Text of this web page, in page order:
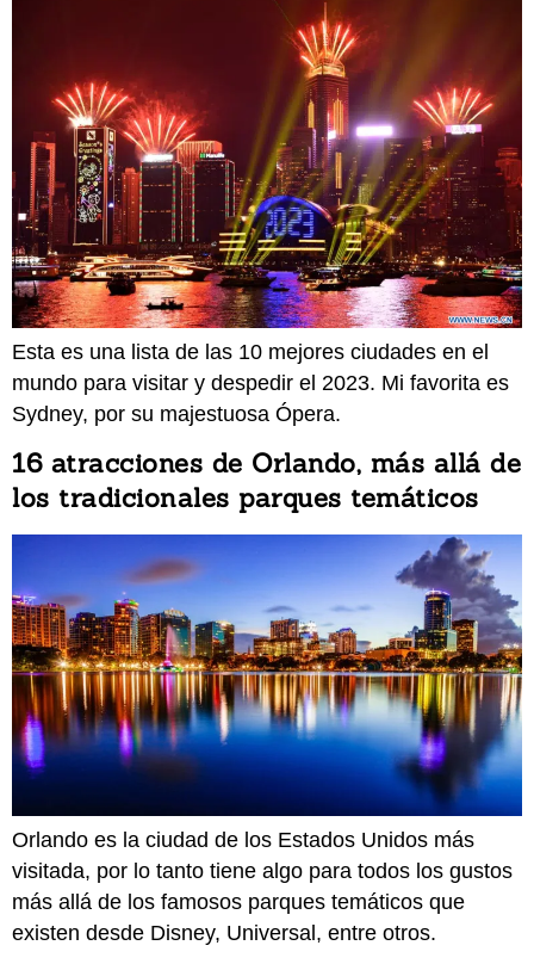
Esta es una lista de las 10 mejores ciudades en el
mundo para visitar y despedir el 2023. Mi favorita es
Sydney, por su majestuosa Ópera.
16 atracciones de Orlando, más allá de
los tradicionales parques temáticos
Orlando es la ciudad de los Estados Unidos más
visitada, por lo tanto tiene algo para todos los gustos
más allá de los famosos parques temáticos que
existen desde Disney, Universal, entre otros.